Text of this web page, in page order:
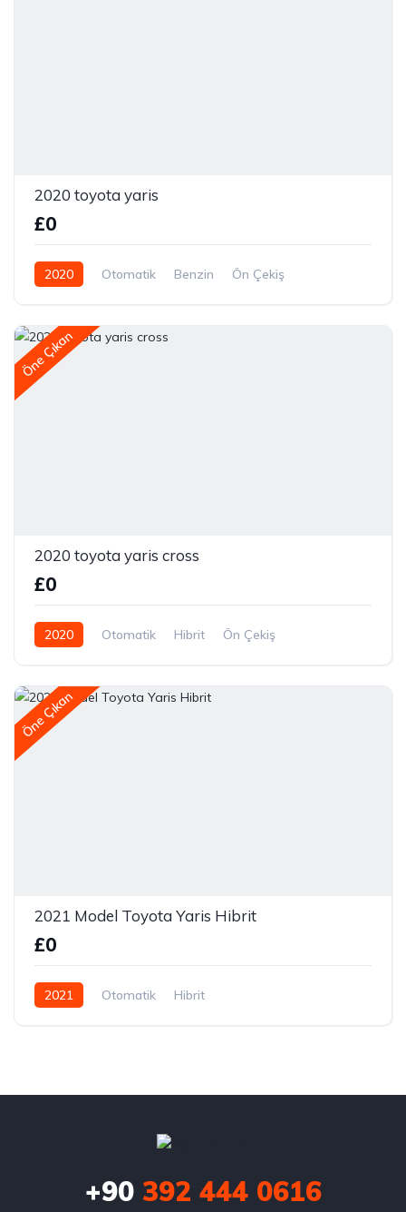
2020 toyota yaris
£0
2020 Otomatik Benzin Ön Çekiş
Öne Çıkan
2020 toyota yaris cross
£0
2020 Otomatik Hibrit Ön Çekiş
Öne Çıkan
2021 Model Toyota Yaris Hibrit
£0
2021 Otomatik Hibrit
+90392 444 0616